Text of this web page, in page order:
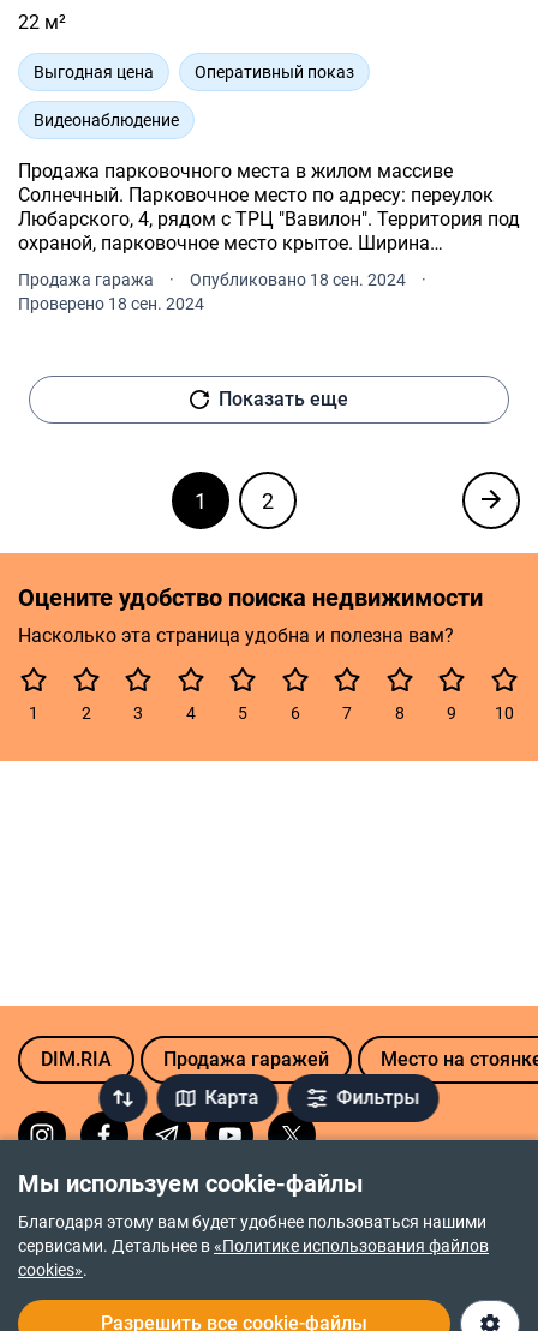
Мы используем cookie-файлы
Благодаря этому вам будет удобнее пользоваться нашими
сервисами. Детальнее в«Политике использования файлов
cookies».
Разрешить все cookie-файлы
Карта Фильтры
DIM.RIA Продажа гаражей Место на
22 м²
Выгодная цена Оперативный показ
Видеонаблюдение
Продажа парковочного места в жилом массиве
Солнечный. Парковочное место по адресу: переулок
Любарского, 4, рядом с ТРЦ "Вавилон". Территория под
охраной, парковочное место крытое. Ширина
парковочного места составляет 2, 70 м, что позволяет
удобно парковать автомобиль и мотоцикл.
Продажа гаража · Опубликовано 18 сен. 2024
·
Проверено 18 сен. 2024
Показать еще
1 2
Оцените удобство поиска недвижимости
Насколько эта страница удобна и полезна вам?
Политика возврата средств
Политика приватности
Правочин про надання послуг